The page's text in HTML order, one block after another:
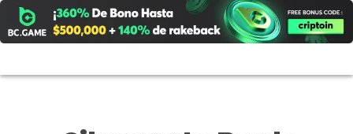
al
contenido